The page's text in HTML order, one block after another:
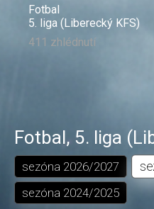
Fotbal
5. liga (Liberecký KFS)
411 zhlédnutí
Fotbal, 5. liga
sezóna 2026/2027
sezóna 2024/2025